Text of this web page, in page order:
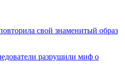
свой знаменитый образ
разрушили миф о